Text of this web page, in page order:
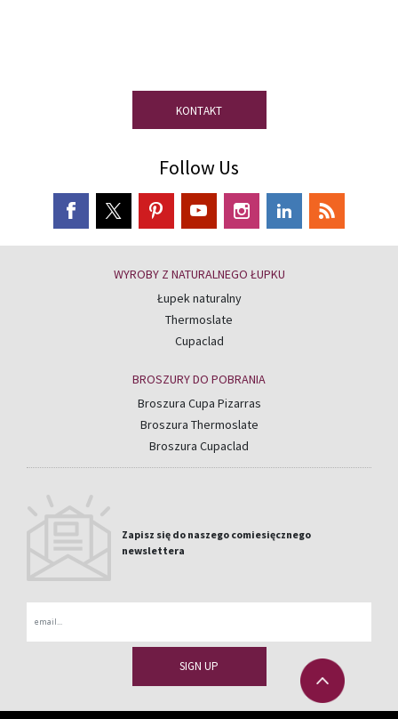
KONTAKT
Follow Us
WYROBY Z NATURALNEGO ŁUPKU
Łupek naturalny
Thermoslate
Cupaclad
BROSZURY DO POBRANIA
Broszura Cupa Pizarras
Broszura Thermoslate
Broszura Cupaclad
Zapisz się do naszego comiesięcznego
newslettera